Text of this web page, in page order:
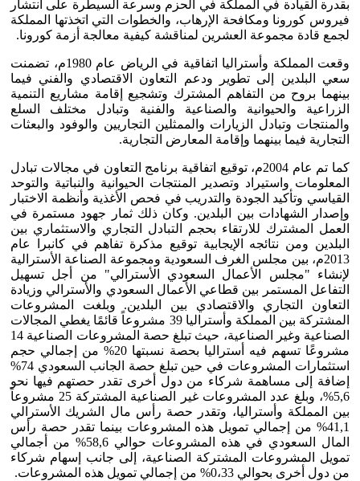
بقدرة القيادة في المملكة في الحزم وسرعة السيطرة على انتشار
فيروس كورونا ومكافحة الإرهاب، والخطوات التي اتخذتها المملكة
لجمع قادة مجموعة العشرين لمناقشة كيفية معالجة أزمة كورونا.
وقعت المملكة وأستراليا اتفاقية في الرياض عام 1980م، تضمنت
سعي البلدين إلى تطوير ودعم التعاون الاقتصادي والفني فيما
بينهما بروح من التفاهم المشترك وتشجيع إقامة مشاريع التنمية
الزراعية والحيوانية والصناعية والفنية وتبادل مختلف السلع
والمنتجات وتبادل الزيارات والممثلين التجاريين والوفود والبعثات
التجارية فيما بينهما وإقامة المعارض التجارية.
كما تم عام 2004م، توقيع اتفاقية برنامج التعاون في مجالات تبادل
المعلومات واستيراد وتصدير المنتجات الحيوانية والنباتية والتوحد
القياسي وتأكيد الجودة والتدريب في فحص الأغذية وأنظمة الاختبار
وإصدار الشهادات بين البلدين. وكان ذلك ثمار جهود مستمرة في
العمل المشترك للارتقاء بحجم التبادل التجاري والاستثماري بين
البلدين ومن نتائجه الإيجابية توقيع مذكرة تفاهم في كانبرا عام
2013م، بين مجلس الغرف السعودية ومجموعة الصناعة الأسترالية
لإنشاء "مجلس الأعمال السعودي الأسترالي" من أجل تسهيل
التفاعل المستمر بين قطاعي الأعمال السعودي والأسترالي وزيادة
التعاون التجاري والاقتصادي بين البلدين. وبلغت المشروعات
المشتركة بين المملكة وأستراليا 39 مشروعاً قائمًا يغطي المجالات
الصناعية وغير الصناعية، حيث تبلغ حصة المشروعات الصناعية 14
مشروعًا تسهم فيه أستراليا بحصة نسبتها 20% من إجمالي حجم
استثمارات المشروعات في حين تبلغ حصة الجانب السعودي 74%
إضافة إلى مساهمة شركاء من دول أخرى تقدر حصتهم فيها نحو
5,6%، وبلغ عدد المشروعات غير الصناعية المشتركة 25 مشروعاً
بين المملكة وأستراليا، وتقدر حصة رأس مال الشريك الأسترالي
41,1% من إجمالي تمويل هذه المشروعات بينما تقدر حصة رأس
المال السعودي في هذه المشروعات حوالي 58,6% من أجمالي
تمويل المشروعات المشتركة الصناعية، إلى جانب إسهام شركاء
من دول أخرى بحوالي 0،33% من إجمالي تمويل هذه المشروعات.